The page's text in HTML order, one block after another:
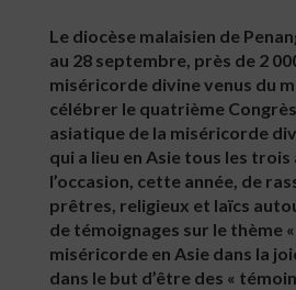
Le diocèse malaisien de
au 28 septembre, près de 2
miséricorde divine venus du
célébrer le quatrième
asiatique de la miséricorde
qui a lieu en Asie tous les trois
l’occasion, cette année, de
prêtres, religieux et laïcs
de témoignages sur le thème
miséricorde en Asie dans la
dans le but d’être des «